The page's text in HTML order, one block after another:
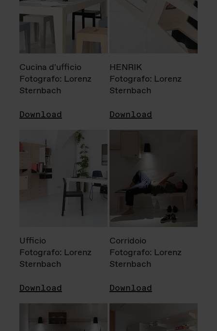
Cucina d'ufficio
Fotografo: Lorenz
Sternbach
Download
HENRIK
Fotografo: Lorenz
Sternbach
Download
Ufficio
Fotografo: Lorenz
Sternbach
Download
Corridoio
Fotografo: Lorenz
Sternbach
Download